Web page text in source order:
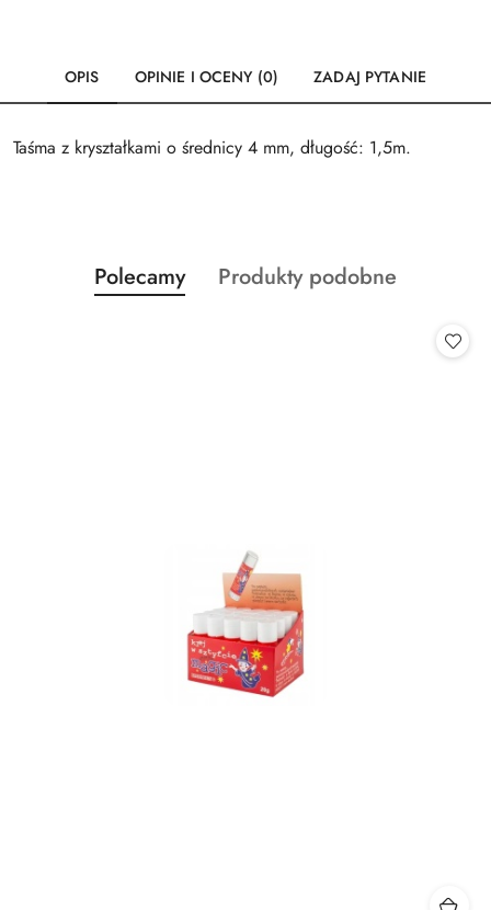
OPIS OPINIE I OCENY (0) ZADAJ PYTANIE
Taśma z kryształkami o średnicy 4 mm, długość: 1,5m.
Pomiń karuzelę produktów
Produkty
o
Polecamy
Produkty
Produkty podobne